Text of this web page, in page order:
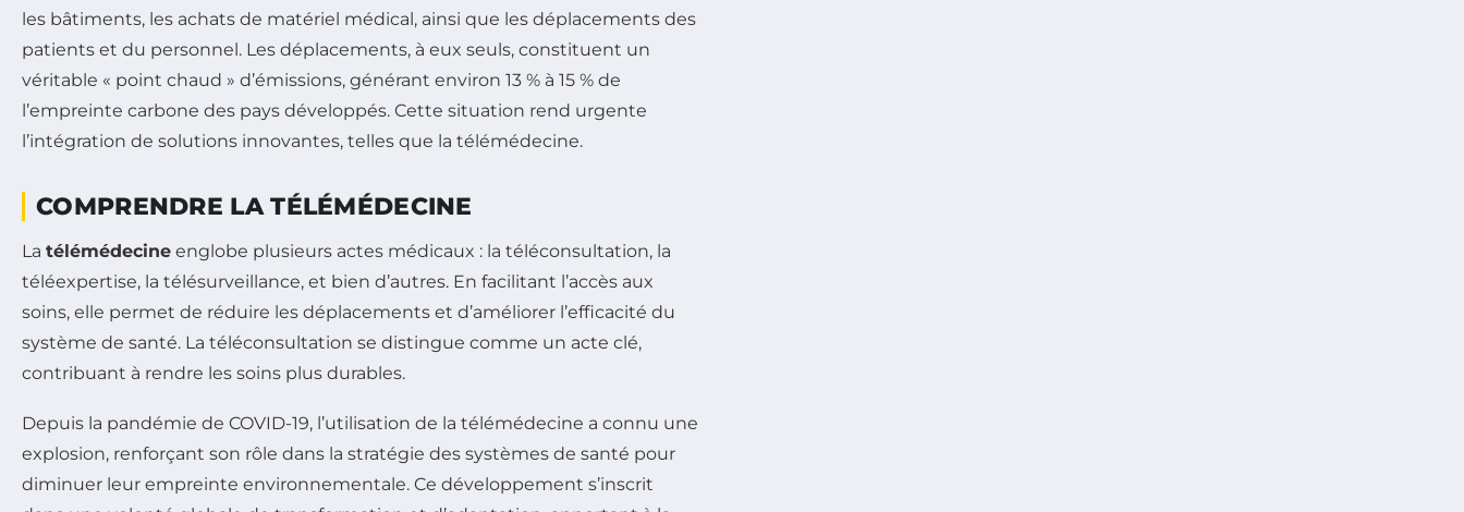
les bâtiments, les achats de matériel médical, ainsi que les déplacements des
patients et du personnel. Les déplacements, à eux seuls, constituent un
véritable « point chaud » d’émissions, générant environ 13 % à 15 % de
l’empreinte carbone des pays développés. Cette situation rend urgente
l’intégration de solutions innovantes, telles que la télémédecine.
COMPRENDRE LA TÉLÉMÉDECINE
La télémédecine englobe plusieurs actes médicaux : la téléconsultation, la
téléexpertise, la télésurveillance, et bien d’autres. En facilitant l’accès aux
soins, elle permet de réduire les déplacements et d’améliorer l’efficacité du
système de santé. La téléconsultation se distingue comme un acte clé,
contribuant à rendre les soins plus durables.
Depuis la pandémie de COVID-19, l’utilisation de la télémédecine a connu une
explosion, renforçant son rôle dans la stratégie des systèmes de santé pour
diminuer leur empreinte environnementale. Ce développement s’inscrit